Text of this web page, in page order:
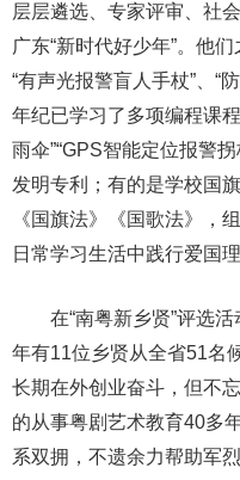
层层遴选、专家评审、社
广东“新时代好少年”。他
“有声光报警盲人手杖”、“
年纪已学习了多项编程课
雨伞”“GPS智能定位报警
发明专利；有的是学校国
《国旗法》《国歌法》，
日常学习生活中践行爱国理
在“南粤新乡贤”评选活
年有11位乡贤从全省51名
长期在外创业奋斗，但不
的从事粤剧艺术教育40多
系双拥，不遗余力帮助军